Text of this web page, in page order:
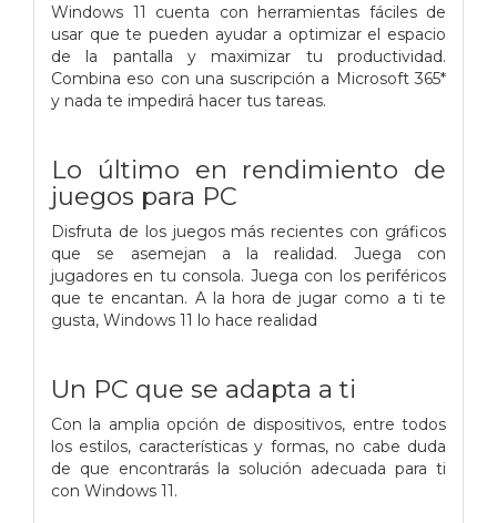
Windows 11 cuenta con herramientas fáciles de
usar que te pueden ayudar a optimizar el espacio
de la pantalla y maximizar tu productividad.
Combina eso con una suscripción a Microsoft 365*
y nada te impedirá hacer tus tareas.
Lo último en rendimiento de
juegos para PC
Disfruta de los juegos más recientes con gráficos
que se asemejan a la realidad. Juega con
jugadores en tu consola. Juega con los periféricos
que te encantan. A la hora de jugar como a ti te
gusta, Windows 11 lo hace realidad
Un PC que se adapta a ti
Con la amplia opción de dispositivos, entre todos
los estilos, características y formas, no cabe duda
de que encontrarás la solución adecuada para ti
con Windows 11.